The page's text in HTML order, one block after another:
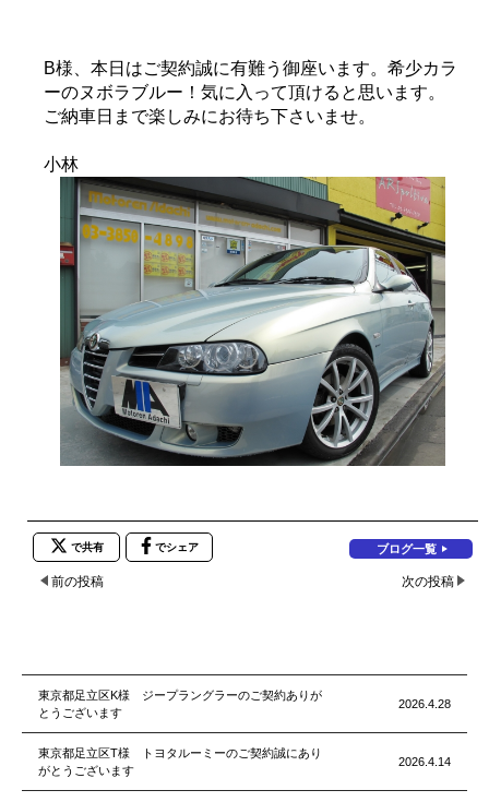
B様、本日はご契約誠に有難う御座います。希少カラ
ーのヌボラブルー！気に入って頂けると思います。
ご納車日まで楽しみにお待ち下さいませ。
小林
で共有 でシェア ブログ一覧
前の投稿 次の投稿
東京都足立区K様 ジープラングラーのご契約ありが
とうございます
2026.4.28
東京都足立区T様 トヨタルーミーのご契約誠にあり
がとうございます
2026.4.14